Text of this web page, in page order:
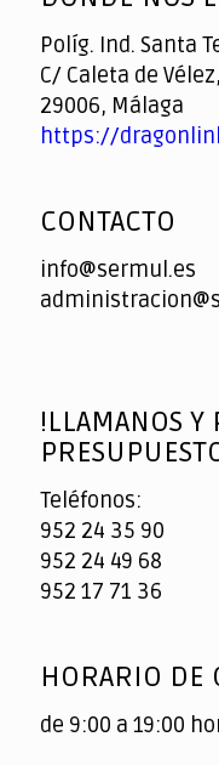
Políg. Ind. Santa
C/ Caleta de
29006, Málaga
https://
CONTACTO
info@sermul.es
!LLAMANOS Y
Teléfonos:
952 24 35 90
952 24 49 68
952 17 71 36
HORARIO DE
de 9:00 a 19:00